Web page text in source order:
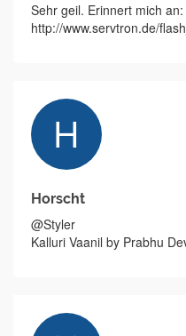
Sehr geil. Erinnert mich an:
http://www.servtron.de/
Horscht
@Styler
Kalluri Vaanil by Prabhu